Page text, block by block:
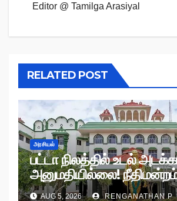
Editor @ Tamilga Arasiyal
RELATED POST
அரசியல்
பட்டா நிலத்தில் உடல்
அனுமதியில்லை! நீதிமன்றம்
உத்தரவு!
AUG 5, 2026 RENGANATHAN P